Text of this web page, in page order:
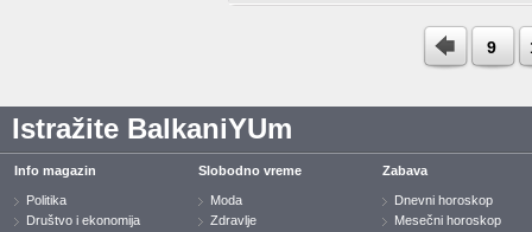
9
Istražite BalkaniYUm
Info magazin
Politika
Društvo i ekonomija
Slobodno vreme
Moda
Zdravlje
Zabava
Dnevni horoskop
Mesečni horoskop